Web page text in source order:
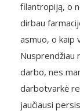
filantropiją, o
dirbau
asmuo, o kaip
Nusprendžiau
darbo, nes
darbotvarkė
jaučiausi